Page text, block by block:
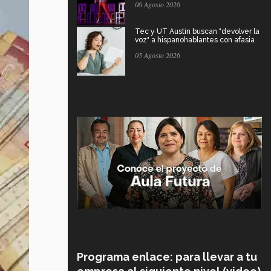
06 Agosto 2026
Tec y UT Austin buscan "devolver la
voz" a hispanohablantes con afasia
05 Agosto 2026
Programa enlace: para llevar a tu